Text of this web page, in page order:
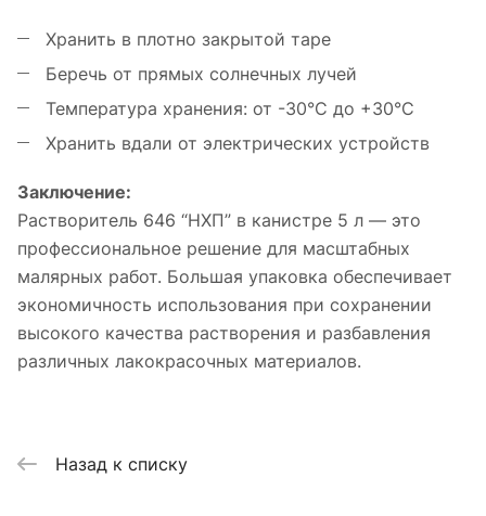
Хранить в плотно закрытой таре
Беречь от прямых солнечных лучей
Температура хранения: от -30°C до +30°C
Хранить вдали от электрических устройств
Заключение:
Растворитель 646 “НХП” в канистре 5 л — это
профессиональное решение для масштабных
малярных работ. Большая упаковка обеспечивает
экономичность использования при сохранении
высокого качества растворения и разбавления
различных лакокрасочных материалов.
Назад к списку